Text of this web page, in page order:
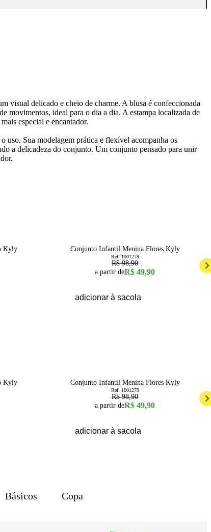
visual delicado e cheio de charme. A blusa é confeccionada
movimentos, ideal para o dia a dia. A estampa localizada de
especial e encantador.
uso. Sua modelagem prática e flexível acompanha os
a delicadeza do conjunto. Um conjunto pensado para unir
Kyly Conjunto Infantil Menina Flores Kyly
Ref: 1001279
R$ 98,90
a partir deR$ 49,90
adicionar à sacola
Kyly Conjunto Infantil Menina Flores Kyly
Ref: 1001279
R$ 98,90
a partir deR$ 49,90
adicionar à sacola
Básicos Copa